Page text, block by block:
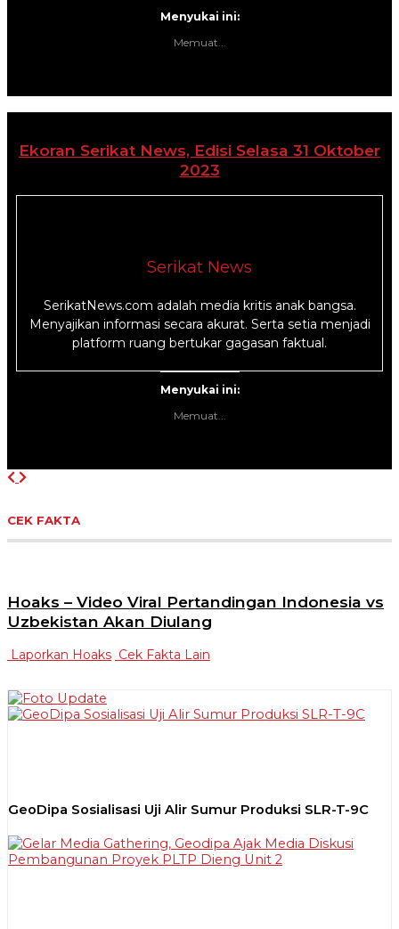
Menyukai ini:
Memuat...
Ekoran Serikat News, Edisi Selasa 31 Oktober
2023
Serikat News
SerikatNews.com adalah media kritis anak bangsa.
Menyajikan informasi secara akurat. Serta setia menjadi
platform ruang bertukar gagasan faktual.
Menyukai ini:
Memuat...
Previous
Next
CEK FAKTA
Hoaks – Video Viral Pertandingan Indonesia vs
Uzbekistan Akan Diulang
Laporkan Hoaks Cek Fakta Lain
GeoDipa Sosialisasi Uji Alir Sumur Produksi SLR-T-9C